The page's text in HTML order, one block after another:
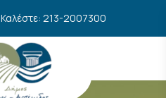
Καλέστε: 213-2007300